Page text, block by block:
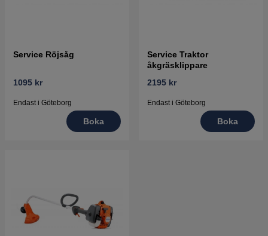
Service Röjsåg
1095 kr
Endast i Göteborg
Boka
Service Traktor
åkgräsklippare
2195 kr
Endast i Göteborg
Boka